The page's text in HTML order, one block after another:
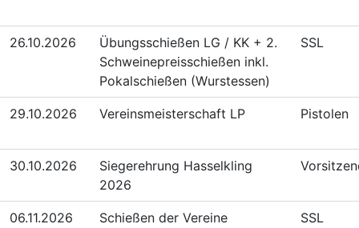
26.10.2026
Übungsschießen LG / KK + 2.
Schweinepreisschießen inkl.
Pokalschießen (Wurstessen)
SSL
29.10.2026 Vereinsmeisterschaft LP Pistolen
30.10.2026
Siegerehrung Hasselkling
2026
06.11.2026 Schießen der Vereine SSL